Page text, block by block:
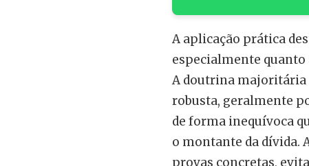
A aplicação prática
especialmente
A doutrina majoritária
robusta, geralmente
de forma inequívoca
o montante da dívida.
provas concretas,